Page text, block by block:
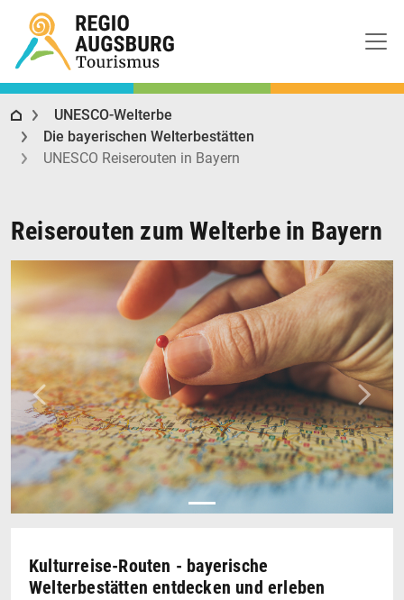
Regio Augsburg Tourismus
UNESCO-Welterbe
Die bayerischen Welterbestätten
UNESCO Reiserouten in Bayern
Reiserouten zum Welterbe in Bayern
Zurück
Kulturreise-Routen - bayerische
Welterbestätten entdecken und erleben